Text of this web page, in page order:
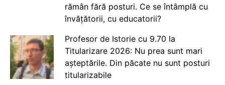
rămân fără posturi. Ce se întâmplă cu
învățătorii, cu educatorii?
Profesor de Istorie cu 9.70 la
Titularizare 2026: Nu prea sunt mari
așteptările. Din păcate nu sunt posturi
titularizabile